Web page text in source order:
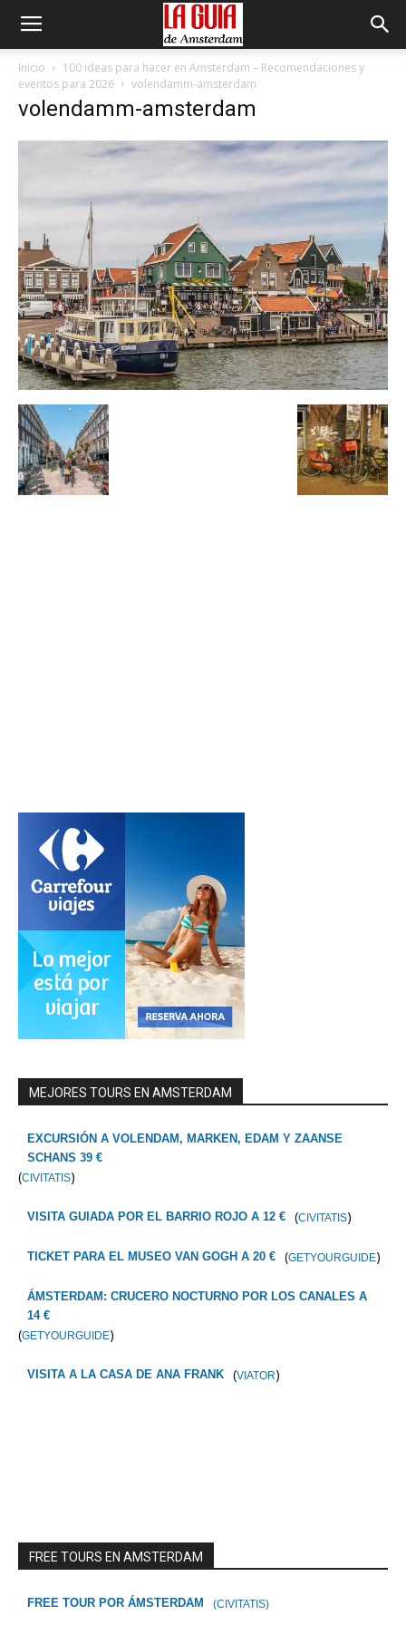
Inicio
100 ideas para hacer en Amsterdam – Recomendaciones y
eventos para 2026
volendamm-amsterdam
volendamm-amsterdam
MEJORES TOURS EN AMSTERDAM
EXCURSIÓN A VOLENDAM, MARKEN, EDAM Y ZAANSE
SCHANS 39 €
(CIVITATIS)
VISITA GUIADA POR EL BARRIO ROJO A 12 € (CIVITATIS)
TICKET PARA EL MUSEO VAN GOGH A 20 € (GETYOURGUIDE)
ÁMSTERDAM: CRUCERO NOCTURNO POR LOS CANALES A
14 €
(GETYOURGUIDE)
VISITA A LA CASA DE ANA FRANK (VIATOR)
FREE TOURS EN AMSTERDAM
FREE TOUR POR ÁMSTERDAM (CIVITATIS)